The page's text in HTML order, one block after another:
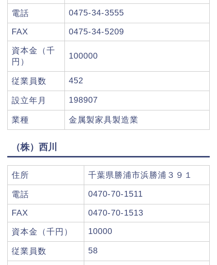
電話 0475-34-3555
FAX 0475-34-5209
資本金（千
円）
100000
従業員数 452
設立年月 198907
業種 金属製家具製造業
（株）西川
住所 千葉県勝浦市浜勝浦３９１
電話 0470-70-1511
FAX 0470-70-1513
資本金（千円） 10000
従業員数 58